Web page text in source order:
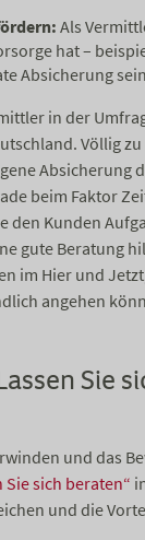
Als
hat –
Absicherung
in der
Völlig
Absicherung
beim Faktor
den Kunden
gute Beratung
im Hier und
angehen
Sie
und das
Sie sich beraten“
und die